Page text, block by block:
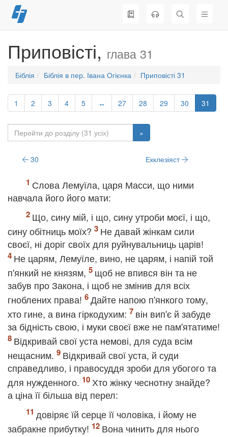
Перейти
до
Приповісті, глава 31
Біблія Біблія в пер. Івана Огієнка Приповісті 31
1 2 3 4 5 ↔ 27 28 29 30 31
»
30 Екклезіяст
Слова Лемуїла, царя Масси, що ними
навчала його його мати:
Що, сину мій, і що, сину утроби моєї, і що,
сину обітниць моїх?
Не давай жінкам сили
своєї, ні доріг своїх для руйнувальниць царів!
Не царям, Лемуїле, вино, не царям, і напій той
п'янкий не князям,
щоб не впився він та не
забув про Закона, і щоб не змінив для всіх
гноблених права!
Дайте напою п'янкого тому,
хто гине, а вина гіркодухим:
він вип'є й забуде
за бідність свою, і муки своєї вже не пам'ятатиме!
Відкривай свої уста немові, для суда всім
нещасним.
Відкривай свої уста, й суди
справедливо, і правосуддя зроби для убогого та
для нужденного.
Хто жінку чеснотну знайде?
а ціна її більша від перел:
довіряє їй серце її чоловіка, і йому не
забракне прибутку!
Вона чинить для нього